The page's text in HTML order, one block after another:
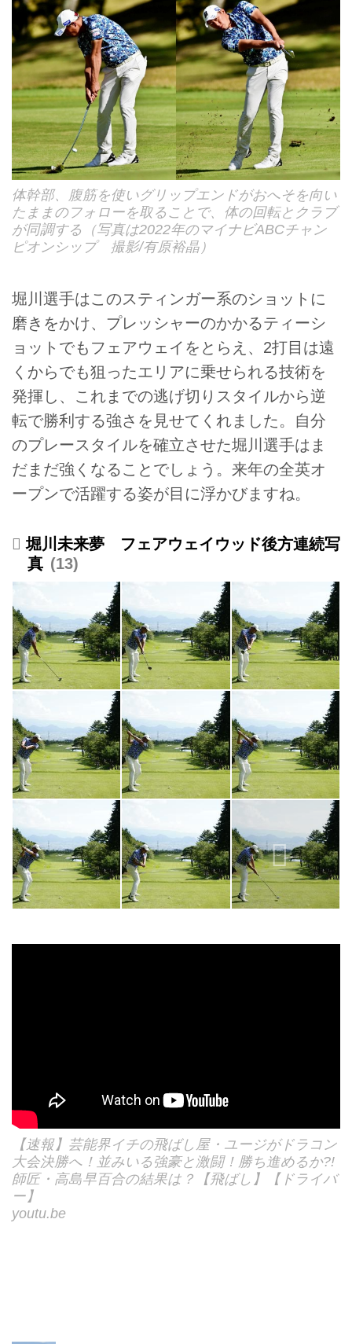
体幹部、腹筋を使いグリップエンドがおへそを向い
たままのフォローを取ることで、体の回転とクラブ
が同調する（写真は2022年のマイナビABCチャン
ピオンシップ 撮影/有原裕晶）
堀川選手はこのスティンガー系のショットに
磨きをかけ、プレッシャーのかかるティーシ
ョットでもフェアウェイをとらえ、2打目は遠
くからでも狙ったエリアに乗せられる技術を
発揮し、これまでの逃げ切りスタイルから逆
転で勝利する強さを見せてくれました。自分
のプレースタイルを確立させた堀川選手はま
だまだ強くなることでしょう。来年の全英オ
ープンで活躍する姿が目に浮かびますね。
堀川未来夢 フェアウェイウッド後方連続写
真
13
【速報】芸能界イチの飛ばし屋・ユージがドラコン
大会決勝へ！並みいる強豪と激闘！勝ち進めるか?!
師匠・高島早百合の結果は？【飛ばし】【ドライバ
ー】
youtu.be